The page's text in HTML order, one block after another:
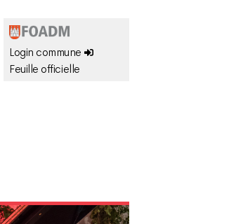
Login commune
Feuille officielle